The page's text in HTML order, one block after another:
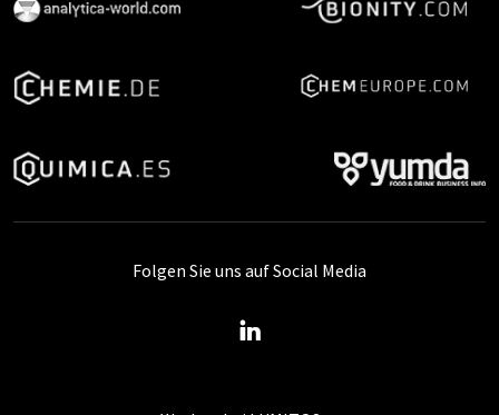
Folgen Sie uns auf Social Media